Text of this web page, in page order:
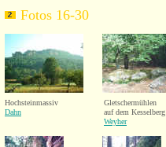
Fotos 16-30
Hochsteinmassiv
Dahn
Gletschermühlen
auf dem Kesselberg
Weyher